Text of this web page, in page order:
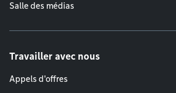
Salle des médias
Travailler avec nous
Appels d'offres